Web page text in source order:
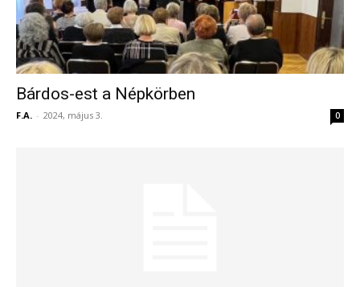
Bárdos-est a Népkörben
F.A. - 2024, május 3. 0